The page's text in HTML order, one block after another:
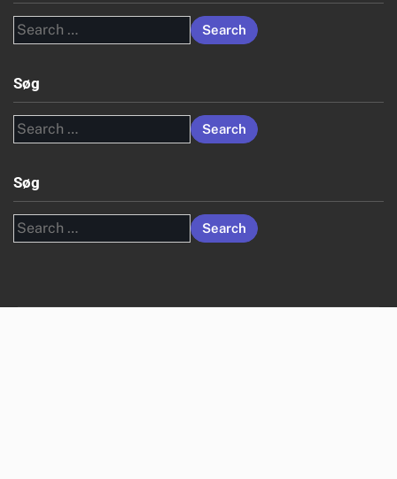
Search
for:
Søg
Search
for:
Søg
Search
for: